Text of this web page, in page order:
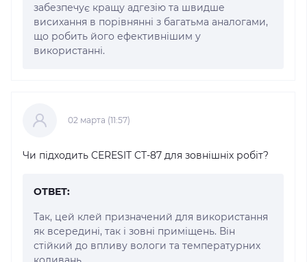
забезпечує кращу адгезію та швидше
висихання в порівнянні з багатьма аналогами,
що робить його ефективнішим у
використанні.
02 марта (11:57)
Чи підходить CERESIT CT-87 для зовнішніх робіт?
ОТВЕТ:
Так, цей клей призначений для використання
як всередині, так і зовні приміщень. Він
стійкий до впливу вологи та температурних